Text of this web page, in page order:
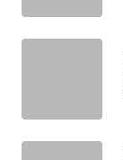
WAHANA